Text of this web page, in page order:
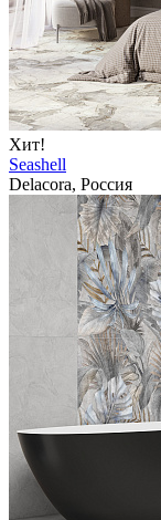
Хит!
Seashell
Delacora, Россия